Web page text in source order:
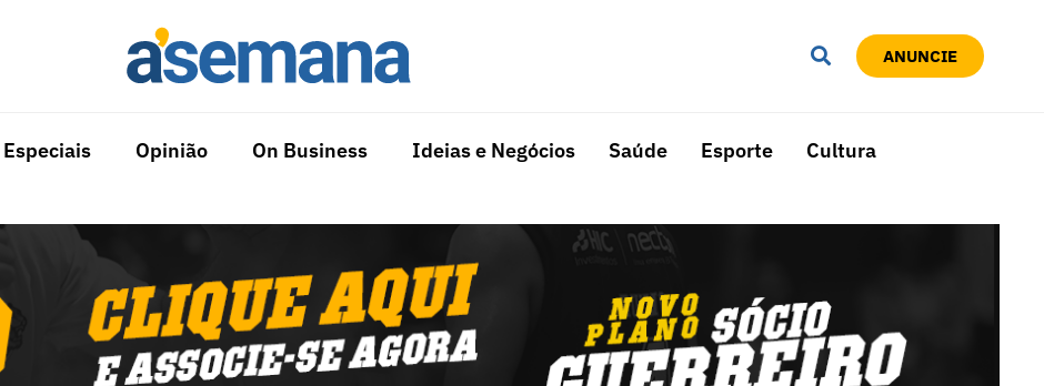
ANUNCIE
Especiais Opinião On Business Ideias e Negócios Saúde Esporte Cultura